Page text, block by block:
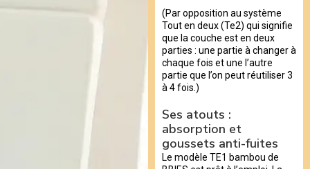
(Par opposition au système
Tout en deux (Te2) qui signifie
que la couche est en deux
parties : une partie à changer à
chaque fois et une l’autre
partie que l’on peut réutiliser 3
à 4 fois.)
Ses atouts :
absorption et
goussets anti-fuites
Le modèle TE1 bambou de